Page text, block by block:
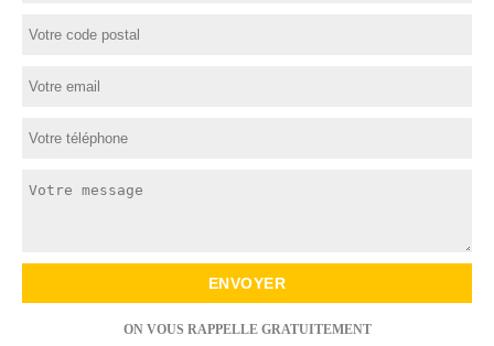
ON VOUS RAPPELLE GRATUITEMENT